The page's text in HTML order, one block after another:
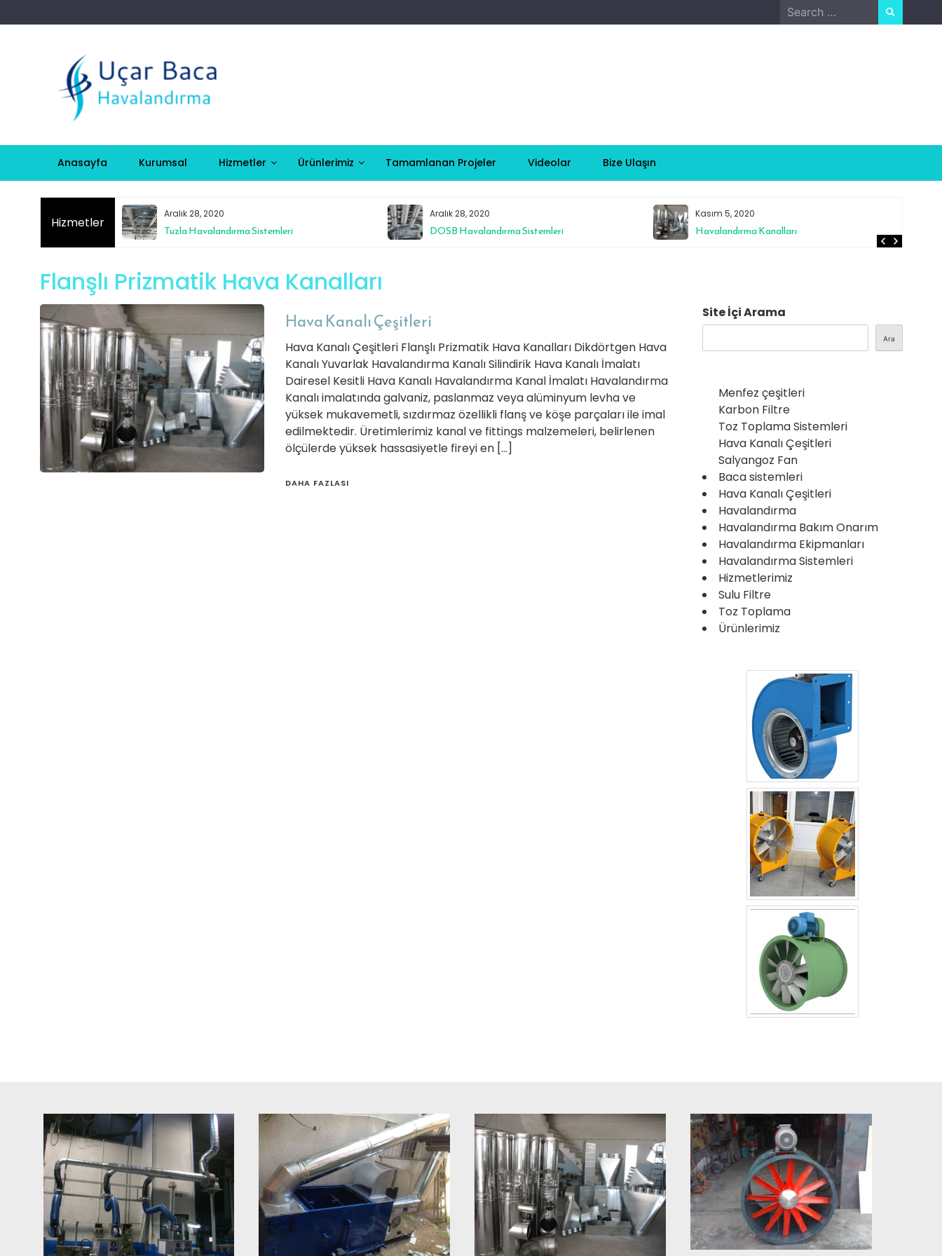
to
Search
for:
Anasayfa Kurumsal Hizmetler Ürünlerimiz Tamamlanan Projeler Videolar Bize Ulaşın
Hizmetler
Aralık 28, 2020
Tuzla Havalandırma Sistemleri
Aralık 28, 2020
DOSB Havalandırma Sistemleri
Kasım 5, 2020
Havalandırma Kanalları
Flanşlı Prizmatik Hava Kanalları
Hava Kanalı Çeşitleri
Hava Kanalı Çeşitleri Flanşlı Prizmatik Hava Kanalları Dikdörtgen Hava
Kanalı Yuvarlak Havalandırma Kanalı Silindirik Hava Kanalı İmalatı
Dairesel Kesitli Hava Kanalı Havalandırma Kanal İmalatı Havalandırma
Kanalı imalatında galvaniz, paslanmaz veya alüminyum levha ve
yüksek mukavemetli, sızdırmaz özellikli flanş ve köşe parçaları ile imal
edilmektedir. Üretimlerimiz kanal ve fittings malzemeleri, belirlenen
ölçülerde yüksek hassasiyetle fireyi en […]
DAHA FAZLASI
Site İçi Arama
Ara
Menfez çeşitleri
Karbon Filtre
Toz Toplama Sistemleri
Hava Kanalı Çeşitleri
Salyangoz Fan
Baca sistemleri
Hava Kanalı Çeşitleri
Havalandırma
Havalandırma Bakım Onarım
Havalandırma Ekipmanları
Havalandırma Sistemleri
Hizmetlerimiz
Sulu Filtre
Toz Toplama
Ürünlerimiz